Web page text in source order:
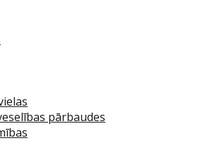
pārbaudes